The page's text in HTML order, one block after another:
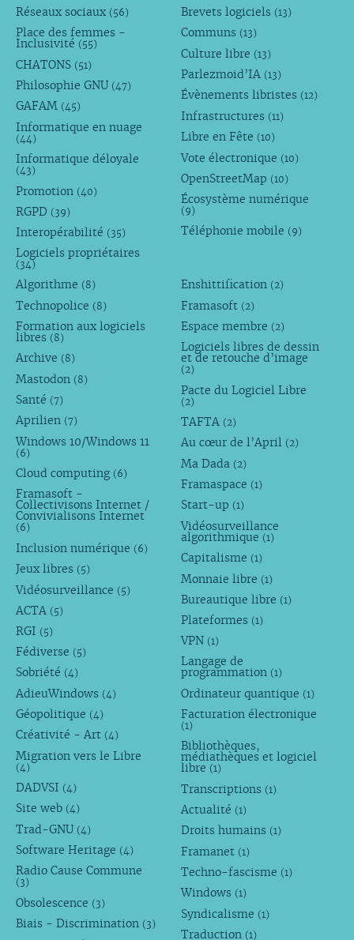
Réseaux sociaux (56)
Place des femmes -
Inclusivité (55)
CHATONS (51)
Philosophie GNU (47)
GAFAM (45)
Informatique en nuage
(44)
Informatique déloyale
(43)
Promotion (40)
RGPD (39)
Interopérabilité (35)
Logiciels propriétaires
(34)
Brevets logiciels (13)
Communs (13)
Culture libre (13)
Parlezmoid’IA (13)
Évènements libristes (12)
Infrastructures (11)
Libre en Fête (10)
Vote électronique (10)
OpenStreetMap (10)
Écosystème numérique
(9)
Téléphonie mobile (9)
Algorithme (8)
Technopolice (8)
Formation aux logiciels
libres (8)
Archive (8)
Mastodon (8)
Santé (7)
Aprilien (7)
Windows 10/Windows 11
(6)
Cloud computing (6)
Framasoft -
Collectivisons Internet /
Convivialisons Internet
(6)
Inclusion numérique (6)
Jeux libres (5)
Vidéosurveillance (5)
ACTA (5)
RGI (5)
Fédiverse (5)
Sobriété (4)
AdieuWindows (4)
Géopolitique (4)
Créativité - Art (4)
Migration vers le Libre
(4)
DADVSI (4)
Site web (4)
Trad-GNU (4)
Software Heritage (4)
Radio Cause Commune
(3)
Obsolescence (3)
Biais - Discrimination (3)
Enshittification (2)
Framasoft (2)
Espace membre (2)
Logiciels libres de dessin
et de retouche d’image
(2)
Pacte du Logiciel Libre
(2)
TAFTA (2)
Au cœur de l’April (2)
Ma Dada (2)
Framaspace (1)
Start-up (1)
Vidéosurveillance
algorithmique (1)
Capitalisme (1)
Monnaie libre (1)
Bureautique libre (1)
Plateformes (1)
VPN (1)
Langage de
programmation (1)
Ordinateur quantique (1)
Facturation électronique
(1)
Bibliothèques,
médiathèques et logiciel
libre (1)
Transcriptions (1)
Actualité (1)
Droits humains (1)
Framanet (1)
Techno-fascisme (1)
Windows (1)
Syndicalisme (1)
Traduction (1)